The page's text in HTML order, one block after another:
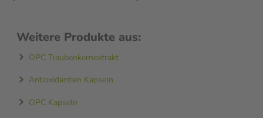
Weitere Produkte aus:
OPC Traubenkernextrakt
Antioxidantien Kapseln
OPC Kapseln